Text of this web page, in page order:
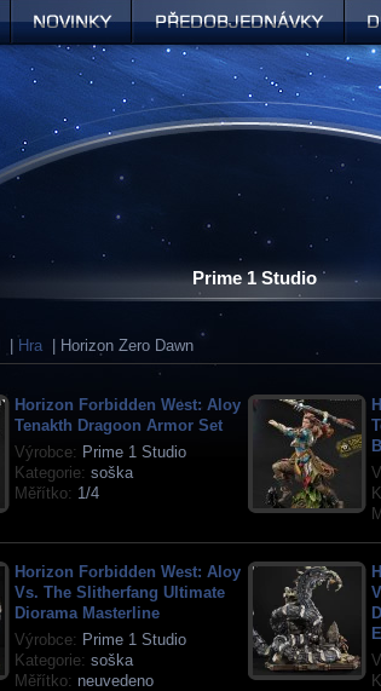
Prime 1 Studio
Hra | Horizon Zero Dawn
Horizon Forbidden West: Aloy
Tenakth Dragoon Armor Set
Výrobce: Prime 1 Studio
Kategorie: soška
Měřítko: 1/4
Horizon Forbidden West: Aloy
Vs. The Slitherfang Ultimate
Diorama Masterline
Výrobce: Prime 1 Studio
Kategorie: soška
Měřítko: neuvedeno
Předobjednávky